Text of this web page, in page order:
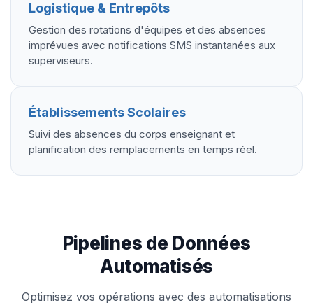
Logistique & Entrepôts
Gestion des rotations d'équipes et des absences
imprévues avec notifications SMS instantanées aux
superviseurs.
Établissements Scolaires
Suivi des absences du corps enseignant et
planification des remplacements en temps réel.
Pipelines de Données
Automatisés
Optimisez vos opérations avec des automatisations